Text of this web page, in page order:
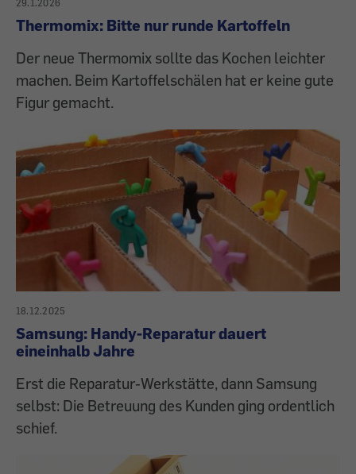
29.1.2026
Thermomix: Bitte nur runde Kartoffeln
Der neue Thermomix sollte das Kochen leichter
machen. Beim Kartoffelschälen hat er keine gute
Figur gemacht.
18.12.2025
Samsung: Handy-Reparatur dauert
eineinhalb Jahre
Erst die Reparatur-Werkstätte, dann Samsung
selbst: Die Betreuung des Kunden ging ordentlich
schief.